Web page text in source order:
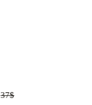
37$